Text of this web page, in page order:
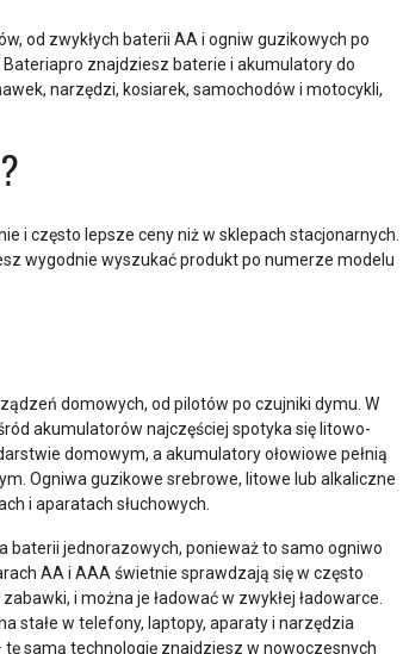
od zwykłych baterii AA i ogniw guzikowych po
znajdziesz baterie i akumulatory do
narzędzi, kosiarek, samochodów i motocykli,
i często lepsze ceny niż w sklepach stacjonarnych.
wygodnie wyszukać produkt po numerze modelu
domowych, od pilotów po czujniki dymu. W
akumulatorów najczęściej spotyka się litowo-
domowym, a akumulatory ołowiowe pełnią
Ogniwa guzikowe srebrowe, litowe lub alkaliczne
i aparatach słuchowych.
jednorazowych, ponieważ to samo ogniwo
AA i AAA świetnie sprawdzają się w często
i można je ładować w zwykłej ładowarce.
stałe w telefony, laptopy, aparaty i narzędzia
samą technologię znajdziesz w nowoczesnych